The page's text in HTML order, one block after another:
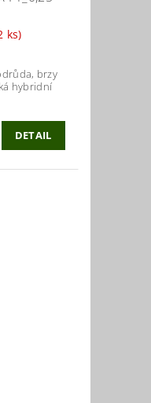
ks)
brzy
hybridní
DETAIL